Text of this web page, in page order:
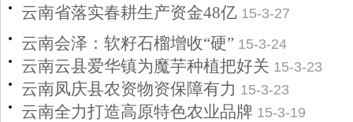
云南省落实春耕生产资金48亿 15-3-27
云南会泽：软籽石榴增收“硬” 15-3-24
云南云县爱华镇为魔芋种植把好关 15-3-23
云南凤庆县农资物资保障有力 15-3-23
云南全力打造高原特色农业品牌 15-3-19